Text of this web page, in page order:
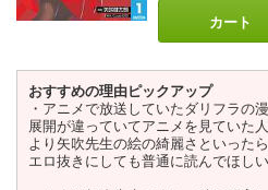
カート
おすすめの理由ピックアップ
・アニメで放送していたダリフラの
展開が違っていてアニメを見ていた
より矢吹先生の絵の綺麗さといった
エロ抜きにしても普通に読んでほしい